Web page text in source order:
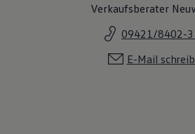
Verkaufsberater
09421/8402-
E-Mail